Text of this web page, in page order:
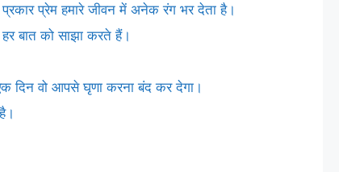
प्रेम हमारे जीवन में अनेक रंग भर देता है।
बात को साझा करते हैं।
दिन वो आपसे घृणा करना बंद कर देगा।